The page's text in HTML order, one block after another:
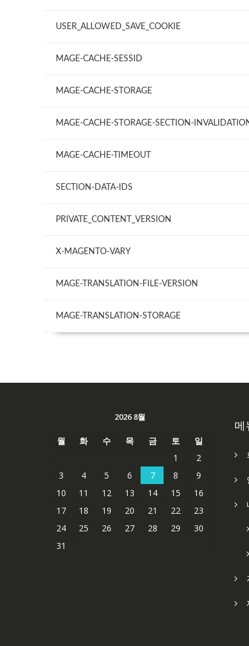
USER_ALLOWED_SAVE_COOKIE
MAGE-CACHE-SESSID
MAGE-CACHE-STORAGE
MAGE-CACHE-STORAGE-SECTION-
MAGE-CACHE-TIMEOUT
SECTION-DATA-IDS
PRIVATE_CONTENT_VERSION
X-MAGENTO-VARY
MAGE-TRANSLATION-FILE-VERSION
MAGE-TRANSLATION-STORAGE
2026 8월
월 화 수 목 금 토
일
1
2
3
4 5 6 7 8
9
10
11 12 13 14 15
16
17
18 19 20 21 22
23
24
25 26 27 28 29
30
31
메